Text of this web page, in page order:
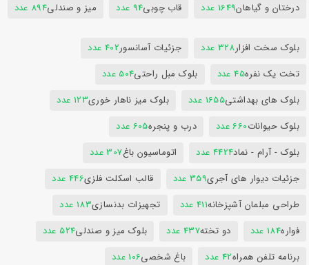
درختان و گیاهان1649 عدد قاب چوبی94 عدد میز و صندلی894 عدد
بلوک سخت افزار328 عدد جزئیات آسانسور402 عدد
تخت یک نفره45 عدد بلوک مبل راحتی504 عدد
بلوک های بهداشتی1655 عدد بلوک میز ناهار خوری123 عدد
بلوک حیوانات660 عدد درب و پنجره605 عدد
بلوک - آرام - نماد4424 عدد اتوماسیون باغ307 عدد
جزئیات دیوار های آجری359 عدد قالب اسکلت فلزی446 عدد
طراحی مبلمان آشپزخانه411 عدد تجهیزات بدنسازی183 عدد
فواره184 عدد دو تخته437 عدد بلوک میز و صندلی524 عدد
برنامه تلفن همراه42 عدد باغ شخصی106 عدد